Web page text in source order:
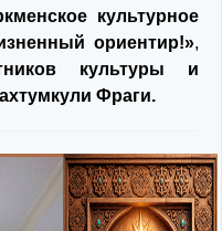
культурное
ориентир!»,
культуры и
Фраги.